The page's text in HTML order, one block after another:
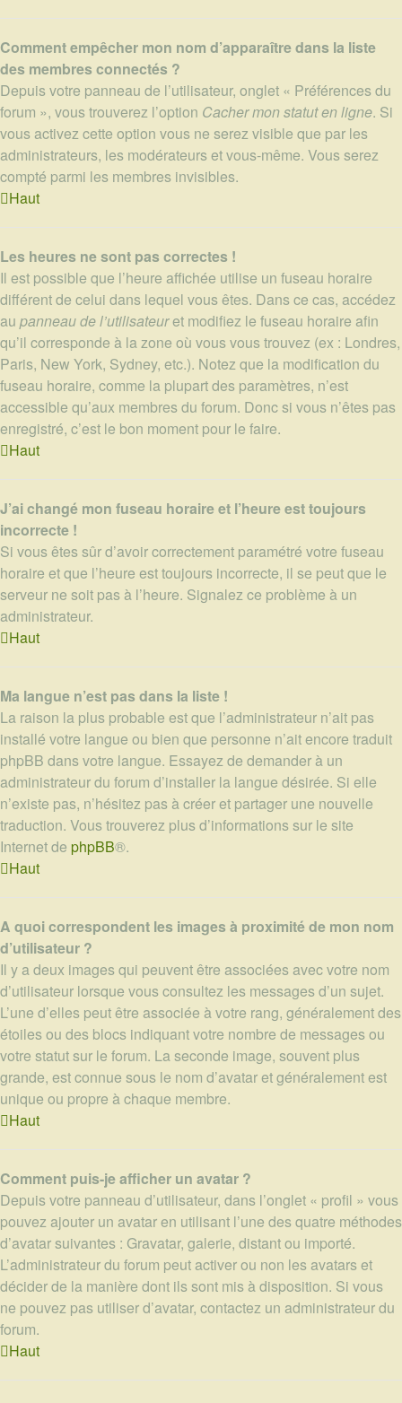
Comment empêcher mon nom d’apparaître dans la liste
des membres connectés ?
Depuis votre panneau de l’utilisateur, onglet « Préférences du
forum », vous trouverez l’option Cacher mon statut en ligne. Si
vous activez cette option vous ne serez visible que par les
administrateurs, les modérateurs et vous-même. Vous serez
compté parmi les membres invisibles.
Haut
Les heures ne sont pas correctes !
Il est possible que l’heure affichée utilise un fuseau horaire
différent de celui dans lequel vous êtes. Dans ce cas, accédez
au panneau de l’utilisateuret modifiez le fuseau horaire afin
qu’il corresponde à la zone où vous vous trouvez (ex : Londres,
Paris, New York, Sydney, etc.). Notez que la modification du
fuseau horaire, comme la plupart des paramètres, n’est
accessible qu’aux membres du forum. Donc si vous n’êtes pas
enregistré, c’est le bon moment pour le faire.
Haut
J’ai changé mon fuseau horaire et l’heure est toujours
incorrecte !
Si vous êtes sûr d’avoir correctement paramétré votre fuseau
horaire et que l’heure est toujours incorrecte, il se peut que le
serveur ne soit pas à l’heure. Signalez ce problème à un
administrateur.
Haut
Ma langue n’est pas dans la liste !
La raison la plus probable est que l’administrateur n’ait pas
installé votre langue ou bien que personne n’ait encore traduit
phpBB dans votre langue. Essayez de demander à un
administrateur du forum d’installer la langue désirée. Si elle
n’existe pas, n’hésitez pas à créer et partager une nouvelle
traduction. Vous trouverez plus d’informations sur le site
Internet de phpBB®.
Haut
A quoi correspondent les images à proximité de mon nom
d’utilisateur ?
Il y a deux images qui peuvent être associées avec votre nom
d’utilisateur lorsque vous consultez les messages d’un sujet.
L’une d’elles peut être associée à votre rang, généralement des
étoiles ou des blocs indiquant votre nombre de messages ou
votre statut sur le forum. La seconde image, souvent plus
grande, est connue sous le nom d’avatar et généralement est
unique ou propre à chaque membre.
Haut
Comment puis-je afficher un avatar ?
Depuis votre panneau d’utilisateur, dans l’onglet « profil » vous
pouvez ajouter un avatar en utilisant l’une des quatre méthodes
d’avatar suivantes : Gravatar, galerie, distant ou importé.
L’administrateur du forum peut activer ou non les avatars et
décider de la manière dont ils sont mis à disposition. Si vous
ne pouvez pas utiliser d’avatar, contactez un administrateur du
forum.
Haut